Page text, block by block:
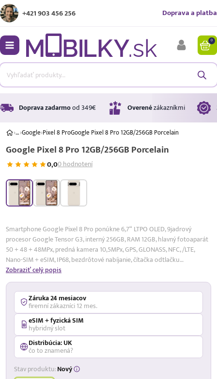
+421 903 456 256 Doprava a platba
0
Doprava zadarmood 349€ Overenézákazníkmi
›…›Google›Pixel 8 ProGoogle Pixel 8 Pro 12GB/256GB Porcelain
Google Pixel 8 Pro 12GB/256GB Porcelain
0,00 hodnotení
A A ↑
Úrok
17,99 %
Smartphone Google Pixel 8 Pro ponúkne 6,7“ LTPO OLED, 9jadrový
procesor Google Tensor G3, interný 256GB, RAM 12GB, hlavný fotoaparát
50 + 48 + 48MPx, predná kamera 10,5MPx, GPS, GLONASS, NFC, /LTE,
Nano-SIM + eSIM, IP68, bezdrôtové nabíjanie, čítačka odtlačku…
Zobraziť celý popis
Záruka 24 mesiacov
firemní zákazníci 12 mes.
eSIM + fyzická SIM
hybridný slot
Distribúcia: UK
čo to znamená?
Stav produktu:Nový